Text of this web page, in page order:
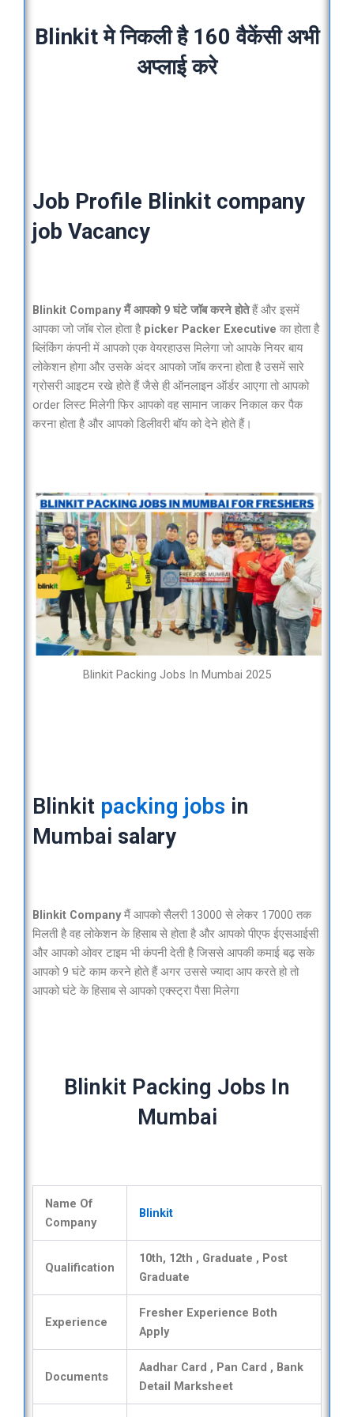
Blinkit मे निकली है 160 वैकेंसी अभी
अप्लाई करे
Job Profile Blinkit company
job Vacancy
Blinkit Company मैं आपको 9 घंटे जॉब करने होतेहैं और इसमें
आपका जो जॉब रोल होता है picker Packer Executive का होता है
ब्लिंकिंग कंपनी में आपको एक वेयरहाउस मिलेगा जो आपके नियर बाय
लोकेशन होगा और उसके अंदर आपको जॉब करना होता है उसमें सारे
ग्रोसरी आइटम रखे होते हैं जैसे ही ऑनलाइन ऑर्डर आएगा तो आपको
order लिस्ट मिलेगी फिर आपको वह सामान जाकर निकाल कर पैक
करना होता है और आपको डिलीवरी बॉय को देने होते हैं।
Blinkit Packing Jobs In Mumbai 2025
Blinkit packing jobs in
Mumbai salary
Blinkit Companyमैं आपको सैलरी 13000 से लेकर 17000 तक
मिलती है वह लोकेशन के हिसाब से होता है और आपको पीएफ ईएसआईसी
और आपको ओवर टाइम भी कंपनी देती है जिससे आपकी कमाई बढ़ सके
आपको 9 घंटे काम करने होते हैं अगर उससे ज्यादा आप करते हो तो
आपको घंटे के हिसाब से आपको एक्स्ट्रा पैसा मिलेगा
Blinkit Packing Jobs In
Mumbai
Name Of
Company
Blinkit
Qualification
10th, 12th , Graduate , Post
Graduate
Experience
Fresher Experience Both
Apply
Documents
Aadhar Card , Pan Card , Bank
Detail Marksheet